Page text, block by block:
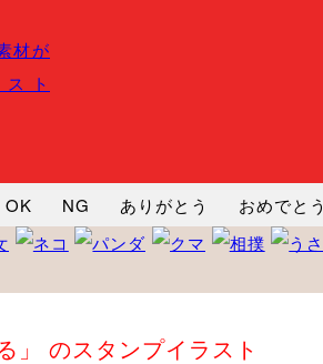
OK NG ありがとう おめでとう
悲しい
だるい 衝撃 まったり
」 のスタンプイラスト